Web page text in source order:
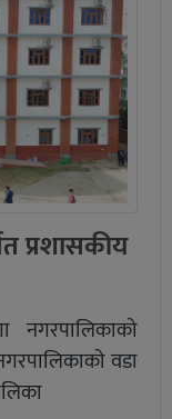
प्रशासकीय
नगरपालिकाको
वडा